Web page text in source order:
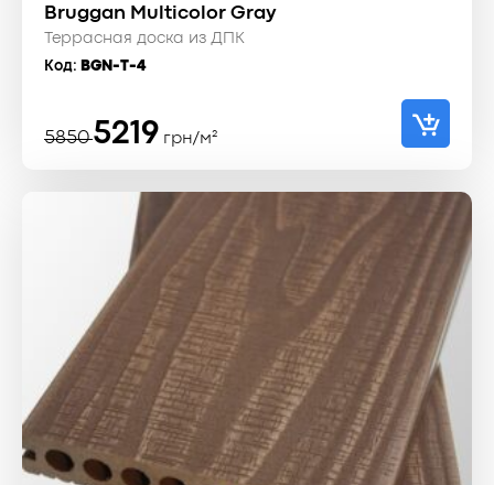
Bruggan Multicolor Gray
Террасная доска из ДПК
Код: BGN-T-4
5850
Первоначальная
составляла
5850 ₴.
5219
Текущая
5219 ₴.
грн/м²